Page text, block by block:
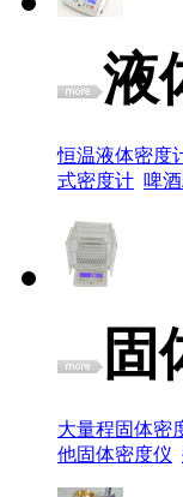
液
恒温液体密度
式密度计 啤
固
大量程固体密
他固体密度仪